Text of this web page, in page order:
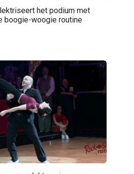
het podium met
boogie-woogie routine